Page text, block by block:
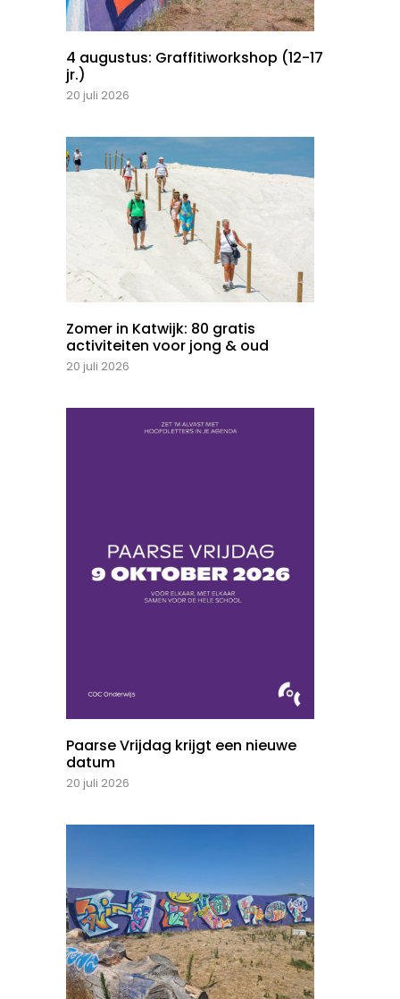
4 augustus: Graffitiworkshop (12-17
jr.)
20 juli 2026
Zomer in Katwijk: 80 gratis
activiteiten voor jong & oud
20 juli 2026
Paarse Vrijdag krijgt een nieuwe
datum
20 juli 2026